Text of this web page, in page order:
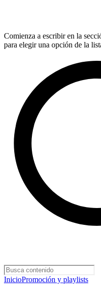
Comienza a escribir en la
para elegir una opción de la
InicioPromoción y playlists